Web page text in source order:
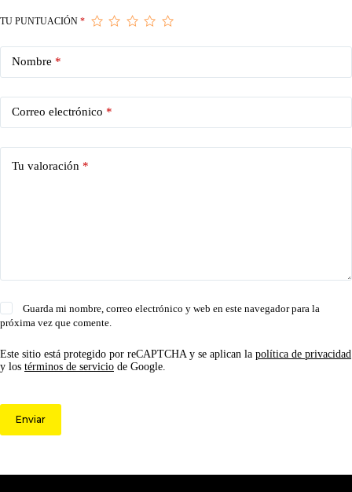
TU PUNTUACIÓN *
Nombre *
Correo electrónico *
Tu valoración *
Guarda mi nombre, correo electrónico y web en este navegador para la
próxima vez que comente.
Este sitio está protegido por reCAPTCHA y se aplican la política de privacidad
y los términos de servicio de Google.
Enviar